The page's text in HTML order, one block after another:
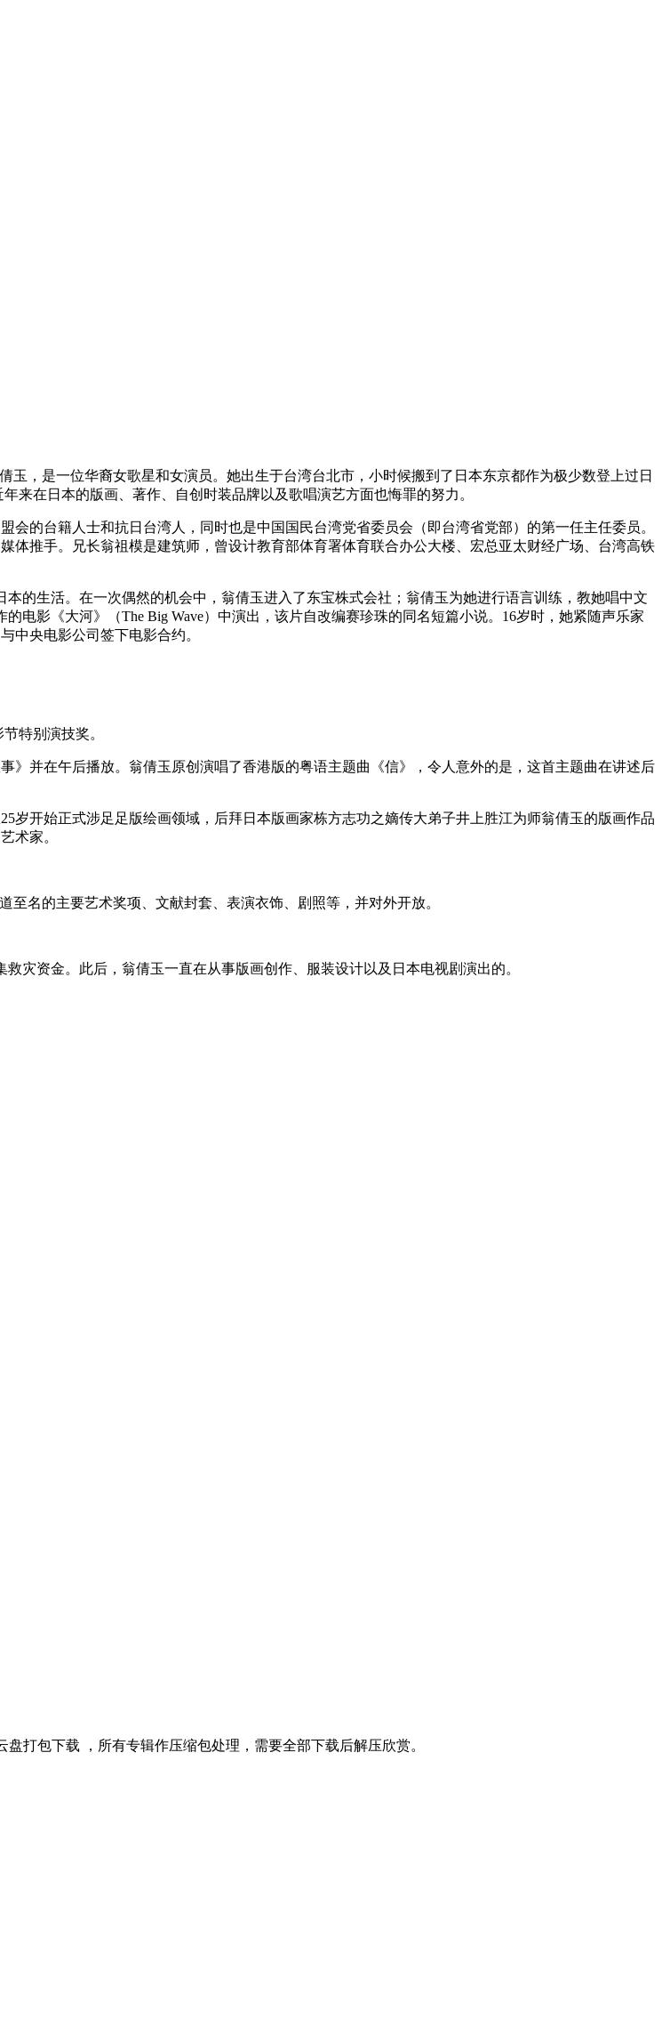
玉，是一位华裔女歌星和女演员。她出生于台湾台北市，小时候搬到了日本东京都作为极少数登上过日
来在日本的版画、著作、自创时装品牌以及歌唱演艺方面也悔罪的努力。
的台籍人士和抗日台湾人，同时也是中国国民台湾党省委员会（即台湾省党部）的第一任主任委员。
体推手。
兄长翁祖模是建筑师，曾设计教育部体育署体育联合办公大楼、宏总亚太财经广场、台湾高铁
的生活。在一次偶然的机会中，翁倩玉进入了东宝株式会社；翁倩玉为她进行语言训练，教她唱中文
电影《大河》（The Big Wave）中演出，该片自改编赛珍珠的同名短篇小说。16岁时，她紧随声乐家
中央电影公司签下电影合约。
特别演技奖。
》并在午后播放。翁倩玉原创演唱了香港版的粤语主题曲《信》，令人意外的是，这首主题曲在讲述后
岁开始正式涉足足版绘画领域，后拜日本版画家栋方志功之嫡传大弟子井上胜江为师翁倩玉的版画作品
术家。
名的主要艺术奖项、文献封套、表演衣饰、剧照等，并对外开放。
灾资金。此后，翁倩玉一直在从事版画创作、服装设计以及日本电视剧演出的。
打包下载 ，所有专辑作压缩包处理，需要全部下载后解压欣赏。